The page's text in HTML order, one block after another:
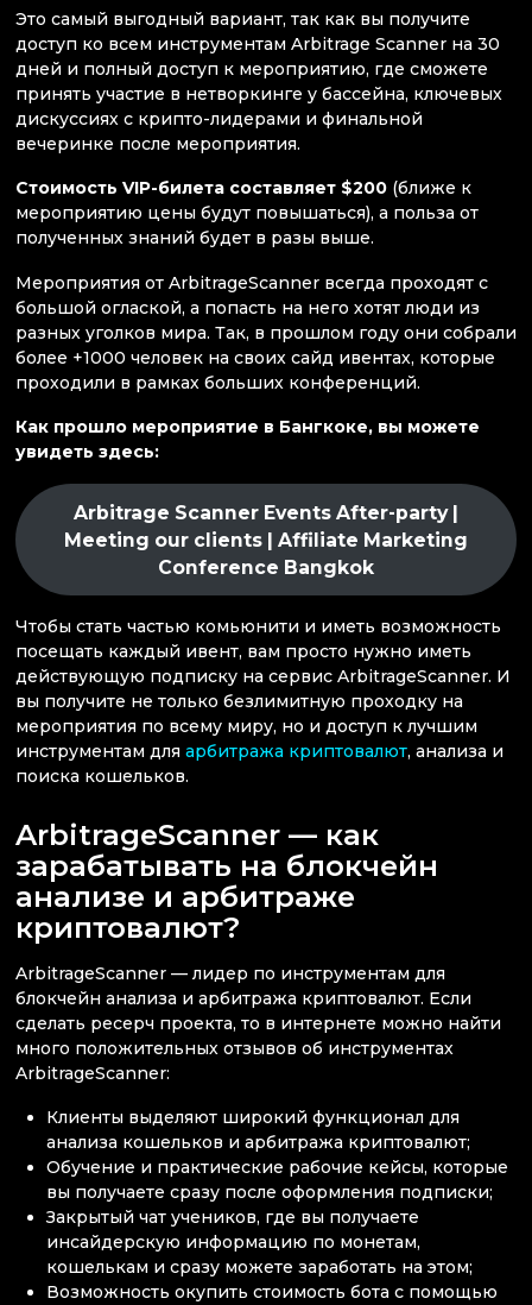
Это самый выгодный вариант, так как вы получите
доступ ко всем инструментам Arbitrage Scanner на 30
дней и полный доступ к мероприятию, где сможете
принять участие в нетворкинге у бассейна, ключевых
дискуссиях с крипто-лидерами и финальной
вечеринке после мероприятия.
Стоимость VIP-билета составляет $200 (ближе к
мероприятию цены будут повышаться), а польза от
полученных знаний будет в разы выше.
Мероприятия от ArbitrageScanner всегда проходят с
большой оглаской, а попасть на него хотят люди из
разных уголков мира. Так, в прошлом году они собрали
более +1000 человек на своих сайд ивентах, которые
проходили в рамках больших конференций.
Как прошло мероприятие в Бангкоке, вы можете
увидеть здесь:
Arbitrage Scanner Events After-party |
Meeting our clients | Affiliate Marketing
Conference Bangkok
Чтобы стать частью комьюнити и иметь возможность
посещать каждый ивент, вам просто нужно иметь
действующую подписку на сервис ArbitrageScanner. И
вы получите не только безлимитную проходку на
мероприятия по всему миру, но и доступ к лучшим
инструментам для арбитража криптовалют, анализа и
поиска кошельков.
ArbitrageScanner — как
зарабатывать на блокчейн
анализе и арбитраже
криптовалют?
ArbitrageScanner — лидер по инструментам для
блокчейн анализа и арбитража криптовалют. Если
сделать ресерч проекта, то в интернете можно найти
много положительных отзывов об инструментах
ArbitrageScanner:
Клиенты выделяют широкий функционал для
анализа кошельков и арбитража криптовалют;
Обучение и практические рабочие кейсы, которые
вы получаете сразу после оформления подписки;
Закрытый чат учеников, где вы получаете
инсайдерскую информацию по монетам,
кошелькам и сразу можете заработать на этом;
Возможность окупить стоимость бота с помощью